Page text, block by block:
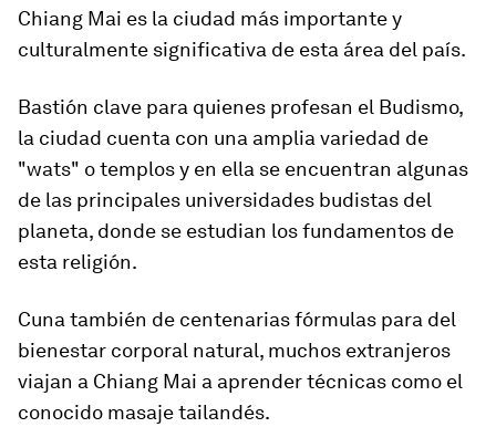
Chiang Mai es la ciudad más importante y
culturalmente significativa de esta área del país.
Bastión clave para quienes profesan el Budismo,
la ciudad cuenta con una amplia variedad de
"wats" o templosy en ella se encuentran algunas
de las principales universidades budistas del
planeta, donde se estudian los fundamentos de
esta religión.
Cuna también de centenarias fórmulas para del
bienestar corporal natural, muchos extranjeros
viajan a Chiang Mai a aprender técnicas como el
conocido masaje tailandés.